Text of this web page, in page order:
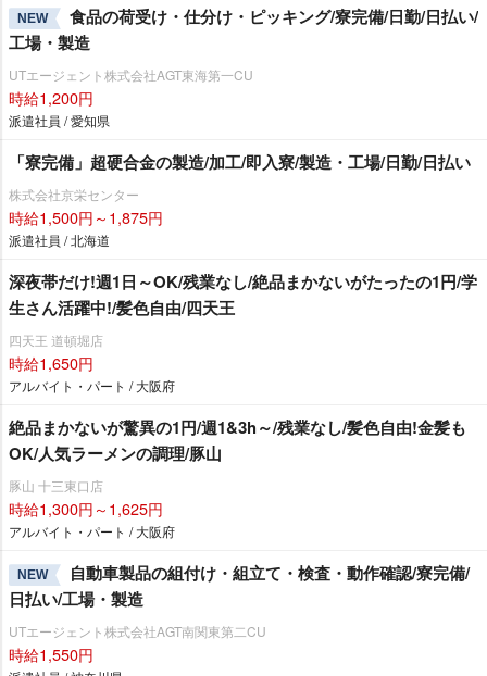
NEW
食品の荷受け・仕分け・ピッキング/寮完備/日勤/日払い/
工場・製造
UTエージェント株式会社AGT東海第一CU
時給1,200円
派遣社員 / 愛知県
「寮完備」超硬合金の製造/加工/即入寮/製造・工場/日勤/日払い
株式会社京栄センター
時給1,500円～1,875円
派遣社員 / 北海道
深夜帯だけ!週1日～OK/残業なし/絶品まかないがたったの1円/学
生さん活躍中!/髪色自由/四天王
四天王 道頓堀店
時給1,650円
アルバイト・パート / 大阪府
絶品まかないが驚異の1円/週1&3h～/残業なし/髪色自由!金髪も
OK/人気ラーメンの調理/豚山
豚山 十三東口店
時給1,300円～1,625円
アルバイト・パート / 大阪府
NEW
自動車製品の組付け・組立て・検査・動作確認/寮完備/
日払い/工場・製造
UTエージェント株式会社AGT南関東第二CU
時給1,550円